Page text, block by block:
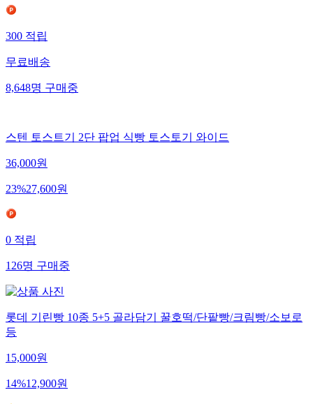
300적립
무료배송
8,648명구매중
스텐 토스트기 2단 팝업 식빵 토스토기 와이드
36,000원
23%27,600원
0적립
126명구매중
롯데 기린빵 10종 5+5 골라담기 꿀호떡/단팥빵/크림빵/소보로
등
15,000원
14%12,900원